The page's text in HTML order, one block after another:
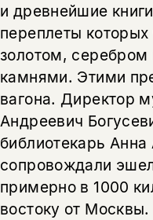
и древнейшие
переплеты
золотом,
камнями. Этими
вагона. Директор
Андреевич
библиотекарь
сопровождали
примерно в 1000
востоку от